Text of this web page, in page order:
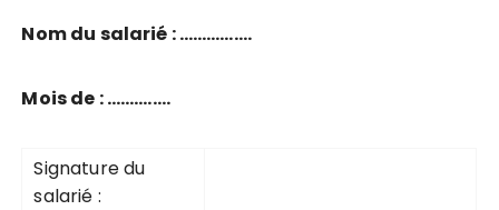
Nom du salarié : …………….
Mois de : ……….….
Signature du
salarié :